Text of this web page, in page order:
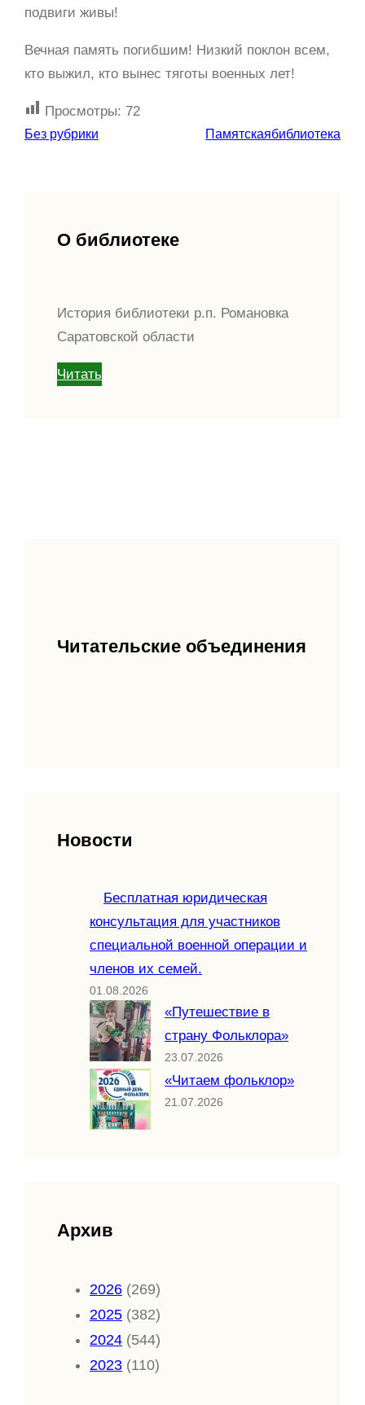
подвиги живы!
Вечная память погибшим! Низкий поклон всем,
кто выжил, кто вынес тяготы военных лет!
Просмотры: 72
Без рубрики Памятскаябиблиотека
О библиотеке
История библиотеки р.п. Романовка
Саратовской области
Читать
Читательские объединения
Новости
Бесплатная юридическая
консультация для участников
специальной военной операции и
членов их семей.
01.08.2026
«Путешествие в
страну Фольклора»
23.07.2026
«Читаем фольклор»
21.07.2026
Архив
2026 (269)
2025 (382)
2024 (544)
2023 (110)